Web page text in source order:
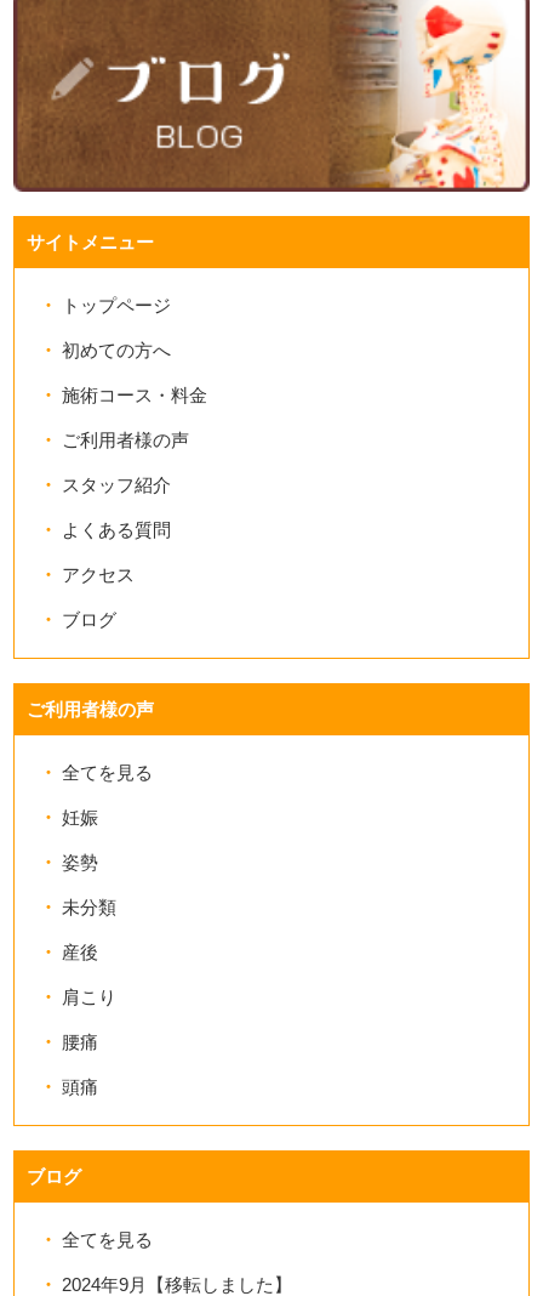
サイトメニュー
トップページ
初めての方へ
施術コース・料金
ご利用者様の声
スタッフ紹介
よくある質問
アクセス
ブログ
ご利用者様の声
全てを見る
妊娠
姿勢
未分類
産後
肩こり
腰痛
頭痛
ブログ
全てを見る
2024年9月【移転しました】